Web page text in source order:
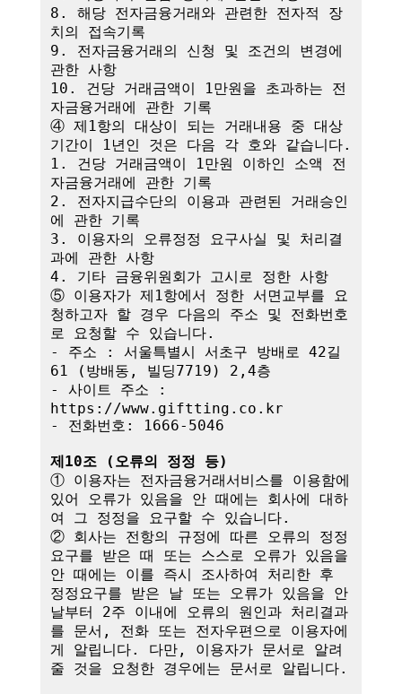
8. 해당 전자금융거래와 관련한 전자적 장
치의 접속기록
9. 전자금융거래의 신청 및 조건의 변경에
관한 사항
10. 건당 거래금액이 1만원을 초과하는 전
자금융거래에 관한 기록
④ 제1항의 대상이 되는 거래내용 중 대상
기간이 1년인 것은 다음 각 호와 같습니다.
1. 건당 거래금액이 1만원 이하인 소액 전
자금융거래에 관한 기록
2. 전자지급수단의 이용과 관련된 거래승인
에 관한 기록
3. 이용자의 오류정정 요구사실 및 처리결
과에 관한 사항
4. 기타 금융위원회가 고시로 정한 사항
⑤ 이용자가 제1항에서 정한 서면교부를 요
청하고자 할 경우 다음의 주소 및 전화번호
로 요청할 수 있습니다.
- 주소 : 서울특별시 서초구 방배로 42길
61 (방배동, 빌딩7719) 2,4층
- 사이트 주소 :
https://www.giftting.co.kr
- 전화번호: 1666-5046
제10조 (오류의 정정 등)
① 이용자는 전자금융거래서비스를 이용함에
있어 오류가 있음을 안 때에는 회사에 대하
여 그 정정을 요구할 수 있습니다.
② 회사는 전항의 규정에 따른 오류의 정정
요구를 받은 때 또는 스스로 오류가 있음을
안 때에는 이를 즉시 조사하여 처리한 후
정정요구를 받은 날 또는 오류가 있음을 안
날부터 2주 이내에 오류의 원인과 처리결과
를 문서, 전화 또는 전자우편으로 이용자에
게 알립니다. 다만, 이용자가 문서로 알려
줄 것을 요청한 경우에는 문서로 알립니다.